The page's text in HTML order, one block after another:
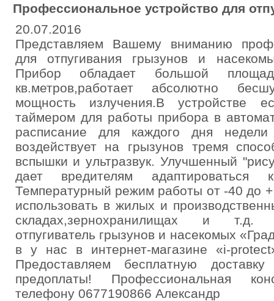
Профессиональное устройство для
20.07.2016
Представляем Вашему вниманию
для отпугивания грызунов и
Прибор обладает большой
кв.метров,работает абсолютно
мощность излучения.В устройстве
таймером для работы прибора в
расписание для каждого дня недели
воздействует на грызунов тремя
вспышки и ультразвук. Улучшенный
дает вредителям адаптироваться
Температурный режим работы от -40 до
использовать в жилых и
складах,зернохранилищах и т.д.
отпугиватель грызунов и насекомых
в у нас в интернет-магазине «i-
Предоставляем бесплатную
предоплаты! Профессиональная
телефону 0677190866 Александр